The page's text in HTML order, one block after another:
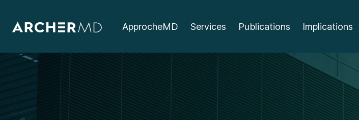
ApprocheMD Services Publications Implications